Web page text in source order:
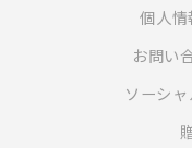
個人
お問い
ソーシ